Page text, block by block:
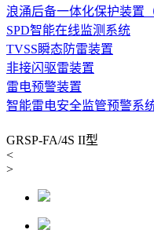
浪涌后备一体化保护装置（
SPD智能在线监测系统
TVSS瞬态防雷装置
非接闪驱雷装置
雷电预警装置
智能雷电安全监管预警系
GRSP-FA/4S II型
<
>